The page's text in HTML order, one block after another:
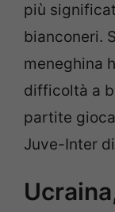
più
bianconeri.
meneghina
difficoltà a
partite
Juve-Inter